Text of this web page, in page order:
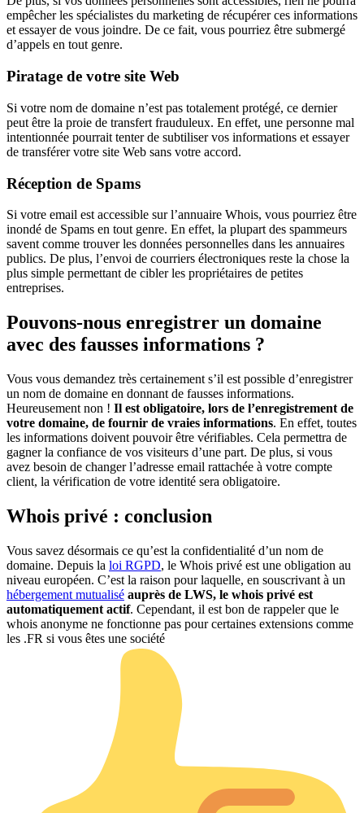
empêcher les spécialistes du marketing de récupérer ces informations
et essayer de vous joindre. De ce fait, vous pourriez être submergé
d’appels en tout genre.
Piratage de votre site Web
Si votre nom de domaine n’est pas totalement protégé, ce dernier
peut être la proie de transfert frauduleux. En effet, une personne mal
intentionnée pourrait tenter de subtiliser vos informations et essayer
de transférer votre site Web sans votre accord.
Réception de Spams
Si votre email est accessible sur l’annuaire Whois, vous pourriez être
inondé de Spams en tout genre. En effet, la plupart des spammeurs
savent comme trouver les données personnelles dans les annuaires
publics. De plus, l’envoi de courriers électroniques reste la chose la
plus simple permettant de cibler les propriétaires de petites
entreprises.
Pouvons-nous enregistrer un domaine
avec des fausses informations ?
Vous vous demandez très certainement s’il est possible d’enregistrer
un nom de domaine en donnant de fausses informations.
Heureusement non ! Il est obligatoire, lors de l’enregistrement de
votre domaine, de fournir de vraies informations. En effet, toutes
les informations doivent pouvoir être vérifiables. Cela permettra de
gagner la confiance de vos visiteurs d’une part. De plus, si vous
avez besoin de changer l’adresse email rattachée à votre compte
client, la vérification de votre identité sera obligatoire.
Whois privé : conclusion
Vous savez désormais ce qu’est la confidentialité d’un nom de
domaine. Depuis la loi RGPD, le Whois privé est une obligation au
niveau européen. C’est la raison pour laquelle, en souscrivant à un
hébergement mutualisé auprès de LWS, le whois privé est
automatiquement actif. Cependant, il est bon de rappeler que le
whois anonyme ne fonctionne pas pour certaines extensions comme
les .FR si vous êtes une société